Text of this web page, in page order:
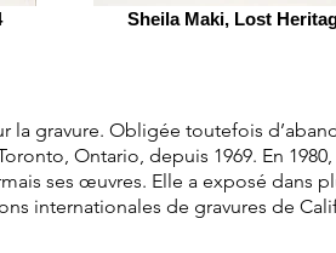
Sheila Maki, Lost
gravure. Obligée toutefois
Ontario, depuis 1969. En
ses œuvres. Elle a exposé dans
internationales de gravures de